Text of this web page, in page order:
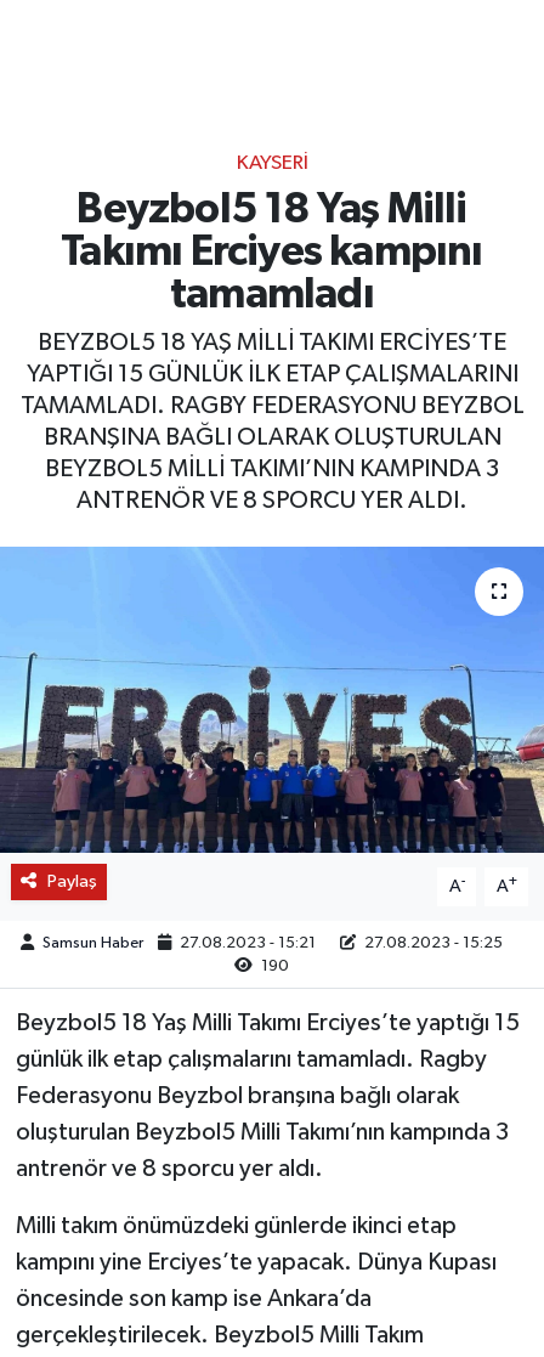
KAYSERI
Beyzbol5 18 Yaş Milli
Takımı Erciyes kampını
tamamladı
BEYZBOL5 18 YAŞ MİLLİ TAKIMI ERCİYES’TE
YAPTIĞI 15 GÜNLÜK İLK ETAP ÇALIŞMALARINI
TAMAMLADI. RAGBY FEDERASYONU BEYZBOL
BRANŞINA BAĞLI OLARAK OLUŞTURULAN
BEYZBOL5 MİLLİ TAKIMI’NIN KAMPINDA 3
ANTRENÖR VE 8 SPORCU YER ALDI.
Paylaş A- A+
Samsun Haber 27.08.2023 - 15:21
27.08.2023 - 15:25
190
Beyzbol5 18 Yaş Milli Takımı Erciyes’te yaptığı 15
günlük ilk etap çalışmalarını tamamladı. Ragby
Federasyonu Beyzbol branşına bağlı olarak
oluşturulan Beyzbol5 Milli Takımı’nın kampında 3
antrenör ve 8 sporcu yer aldı.
Milli takım önümüzdeki günlerde ikinci etap
kampını yine Erciyes’te yapacak. Dünya Kupası
öncesinde son kamp ise Ankara’da
gerçekleştirilecek. Beyzbol5 Milli Takım